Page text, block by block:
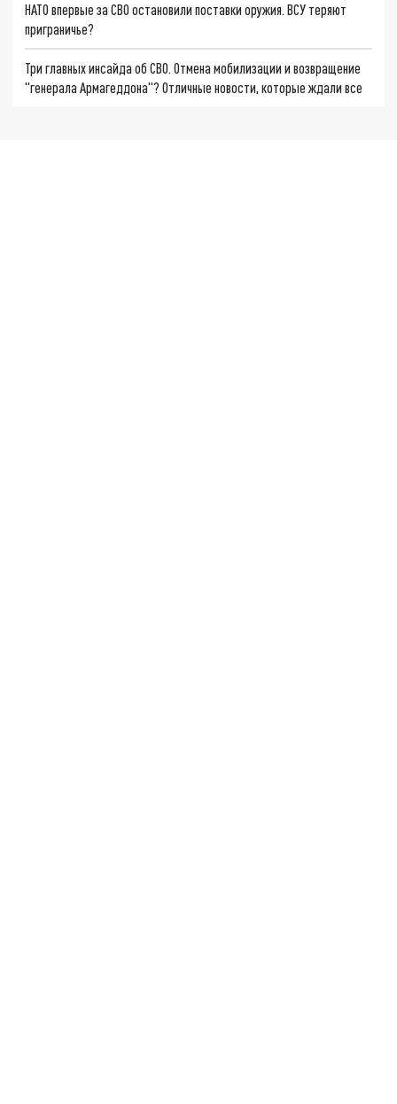
НАТО впервые за СВО остановили поставки оружия. ВСУ теряют
приграничье?
Три главных инсайда об СВО. Отмена мобилизации и возвращение
"генерала Армагеддона"? Отличные новости, которые ждали все